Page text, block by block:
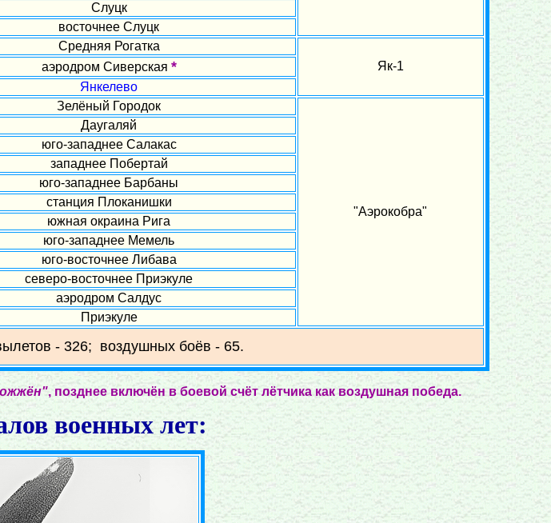
Слуцк
восточнее Слуцк
Средняя Рогатка
Як-1
аэродром Сиверская *
Янкелево
Зелёный Городок
"Аэрокобра"
Даугаляй
юго-западнее Салакас
западнее Побертай
юго-западнее Барбаны
станция Плоканишки
южная окраина Рига
юго-западнее Мемель
юго-восточнее Либава
северо-восточнее Приэкуле
аэродром Салдус
Приэкуле
- 326; воздушных боёв - 65.
, позднее включён в боевой счёт лётчика как воздушная победа.
военных лет: